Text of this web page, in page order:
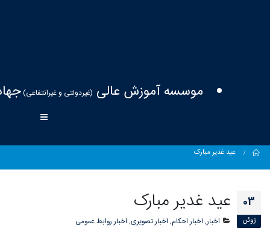
موسسه آموزش عالی (غیردولتی و غیرانتفاعی)
Home
عید غدیر مبارک
03
ژوئن
عید غدیر مبارک
اخبار, اخبار احکام, اخبار تصویری, اخبار روابط عمومی